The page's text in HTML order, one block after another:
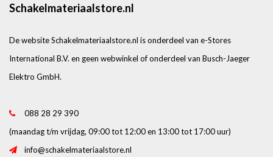
Schakelmateriaalstore.nl
De website Schakelmateriaalstore.nl is onderdeel van e-Stores
International B.V. en geen webwinkel of onderdeel van Busch-Jaeger
Elektro GmbH.
088 28 29 390
(maandag t/m vrijdag, 09:00 tot 12:00 en 13:00 tot 17:00 uur)
info@schakelmateriaalstore.nl